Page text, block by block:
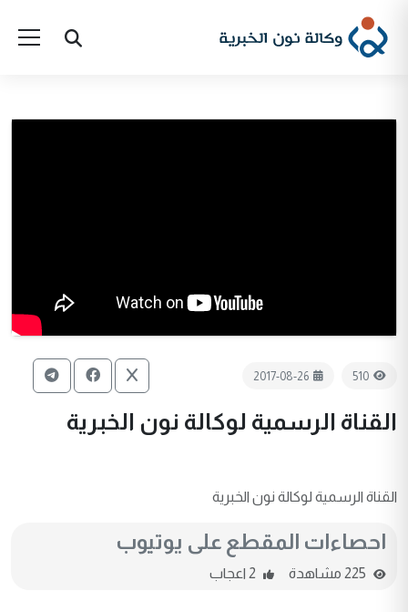
510
2017-08-26
القناة الرسمية لوكالة نون الخبرية
القناة الرسمية لوكالة نون الخبرية
احصاءات المقطع على يوتيوب